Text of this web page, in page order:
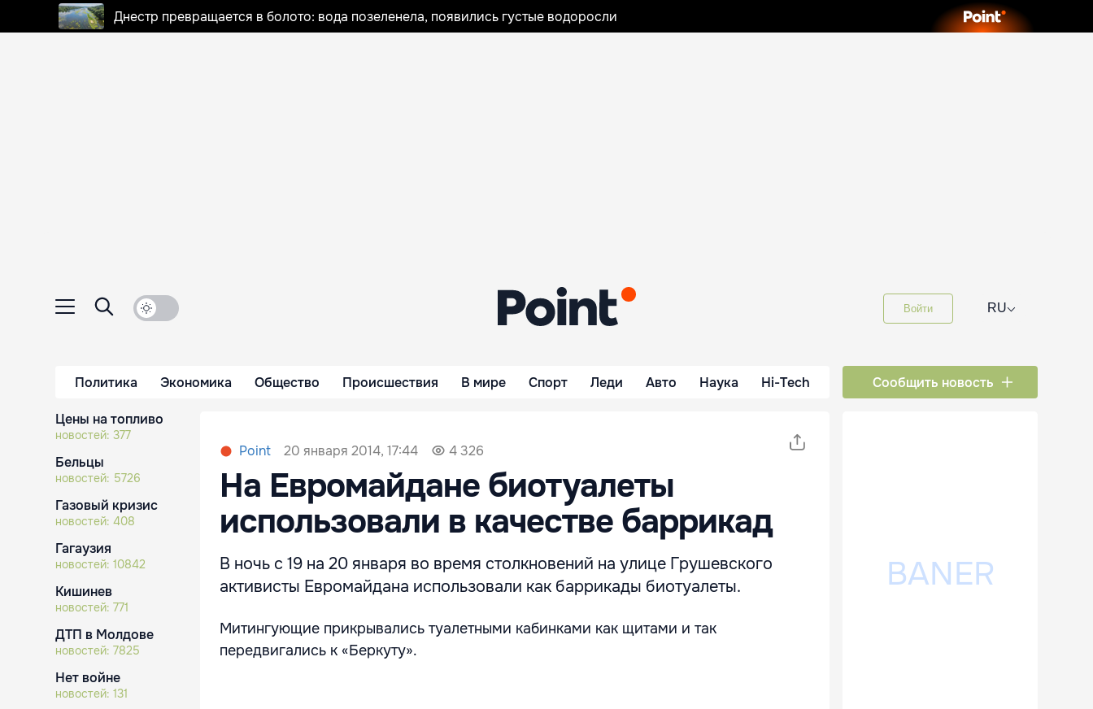
Днестр превращается в болото: вода позеленела, появились густые водоросли
Войти RU⌵
Политика Экономика Общество Происшествия В мире Спорт Леди Авто Наука Hi-Tech Сообщить новость
Цены на топливо
новостей: 377
Бельцы
новостей: 5726
Газовый кризис
новостей: 408
Гагаузия
новостей: 10842
Кишинев
новостей: 771
ДТП в Молдове
новостей: 7825
Нет войне
новостей: 131
Point 20 января 2014, 17:44 4 326
На Евромайдане биотуалеты
использовали в качестве баррикад
В ночь с 19 на 20 января во время столкновений на улице Грушевского
активисты Евромайдана использовали как баррикады биотуалеты.
Митингующие прикрывались туалетными кабинками как щитами и так
передвигались к «Беркуту».